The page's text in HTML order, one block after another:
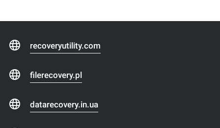
recoveryutility.com
filerecovery.pl
datarecovery.in.ua